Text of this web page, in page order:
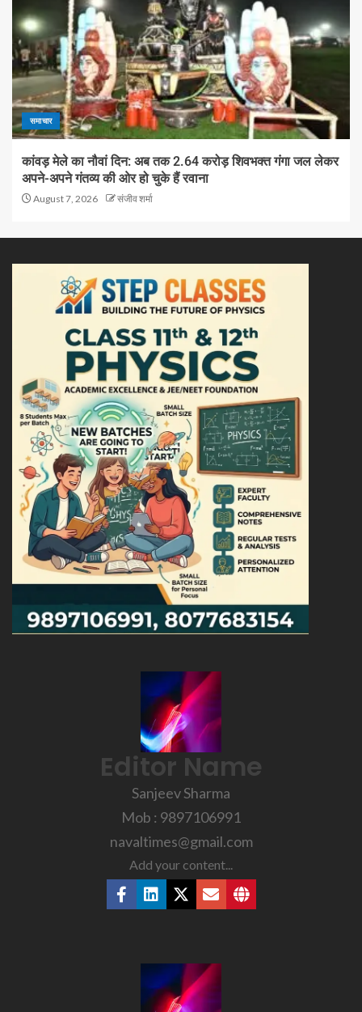
समाचार
कांवड़ मेले का नौवां दिन: अब तक 2.64 करोड़ शिवभक्त गंगा जल लेकर
अपने-अपने गंतव्य की ओर हो चुके हैं रवाना
August 7, 2026 संजीव शर्मा
Editor Name
Sanjeev Sharma
Mob : 9897106991
navaltimes@gmail.com
Add your content...